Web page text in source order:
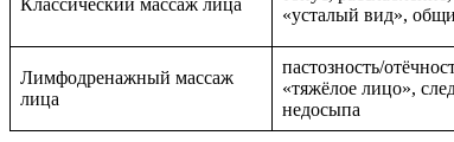
Классический массаж лица
«усталый вид»,
Лимфодренажный массаж
лица
пастозность/
«тяжёлое лицо»,
недосыпа